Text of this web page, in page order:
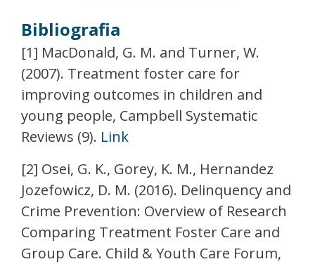
Bibliografia
[1] MacDonald, G. M. and Turner, W.
(2007). Treatment foster care for
improving outcomes in children and
young people, Campbell Systematic
Reviews (9). Link
[2] Osei, G. K., Gorey, K. M., Hernandez
Jozefowicz, D. M. (2016). Delinquency and
Crime Prevention: Overview of Research
Comparing Treatment Foster Care and
Group Care. Child & Youth Care Forum,